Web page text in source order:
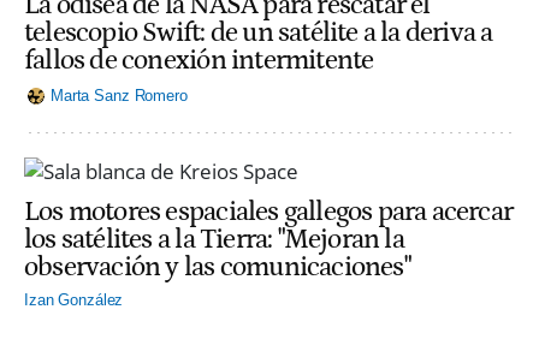
telescopio Swift: de un satélite a la deriva a
fallos de conexión intermitente
Marta Sanz Romero
Los motores espaciales gallegos para acercar
los satélites a la Tierra: "Mejoran la
observación y las comunicaciones"
Izan González